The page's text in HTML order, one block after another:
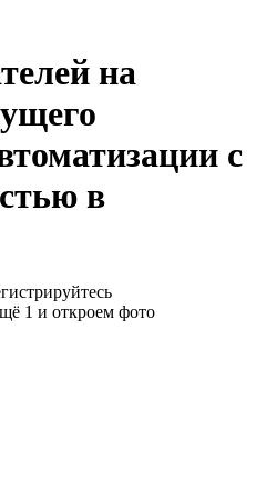
на
с
в
1 и откроем фото